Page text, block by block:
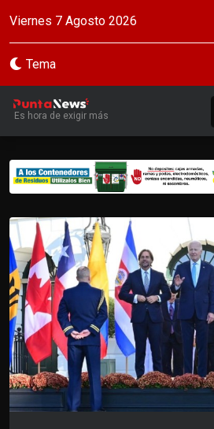
Viernes 7 Agosto 2026
Tema
Es hora de exigir más